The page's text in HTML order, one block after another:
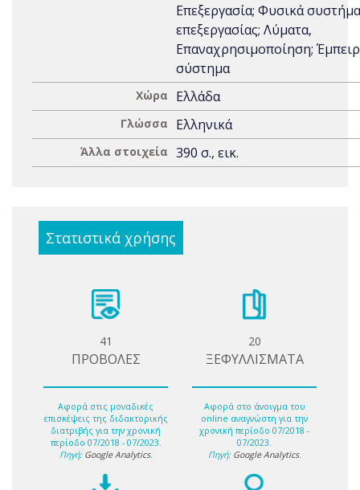
Επεξεργασία; Φυσικά
επεξεργασίας; Λύματα,
Επαναχρησιμοποίηση;
σύστημα
Χώρα Ελλάδα
Γλώσσα Ελληνικά
Άλλα στοιχεία 390 σ., εικ.
Στατιστικά χρήσης
41
ΠΡΟΒΟΛΕΣ
Αφορά στις μοναδικές
επισκέψεις της διδακτορικής
διατριβής για την χρονική
περίοδο 07/2018 - 07/2023.
Πηγή: Google Analytics.
20
ΞΕΦΥΛΛΙΣΜΑΤΑ
Αφορά στο άνοιγμα του
online αναγνώστη για την
χρονική περίοδο 07/2018 -
07/2023.
Πηγή: Google Analytics.